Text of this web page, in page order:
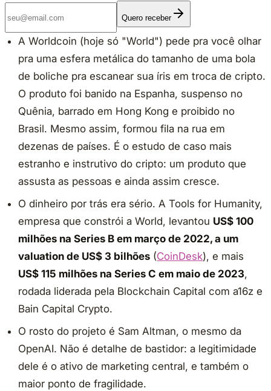
Quero receber
A Worldcoin (hoje só "World") pede pra você olhar
pra uma esfera metálica do tamanho de uma bola
de boliche pra escanear sua íris em troca de cripto.
O produto foi banido na Espanha, suspenso no
Quênia, barrado em Hong Kong e proibido no
Brasil. Mesmo assim, formou fila na rua em
dezenas de países. É o estudo de caso mais
estranho e instrutivo do cripto: um produto que
assusta as pessoas e ainda assim cresce.
O dinheiro por trás era sério. A Tools for Humanity,
empresa que constrói a World, levantou US$ 100
milhões na Series B em março de 2022, a um
valuation de US$ 3 bilhões (CoinDesk), e mais
US$ 115 milhões na Series C em maio de 2023,
rodada liderada pela Blockchain Capital com a16z e
Bain Capital Crypto.
O rosto do projeto é Sam Altman, o mesmo da
OpenAI. Não é detalhe de bastidor: a legitimidade
dele é o ativo de marketing central, e também o
maior ponto de fragilidade.